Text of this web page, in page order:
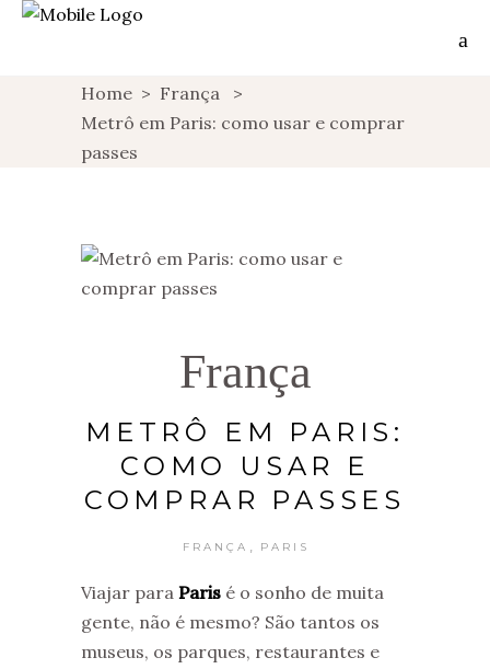
Home > França
>
Metrô em Paris: como usar e comprar
passes
França
METRÔ EM PARIS:
COMO USAR E
COMPRAR PASSES
FRANÇA PARIS
Viajar para Paris é o sonho de muita
gente, não é mesmo? São tantos os
museus, os parques, restaurantes e